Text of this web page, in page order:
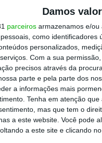
Damos
parceiros armazenamos e/ou
como
personalizados,
Com a sua
precisos através da
parte e pela parte dos
a informações mais
Tenha em atenção
mas que tem o
a este website. Você pode
a este site e clicando
de dotação, o
também conhecido